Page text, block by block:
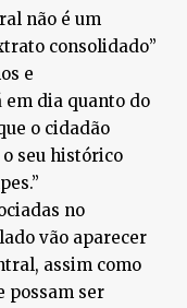
não é um
consolidado”
e
dia quanto do
o cidadão
seu histórico
no
vão aparecer
assim como
possam ser